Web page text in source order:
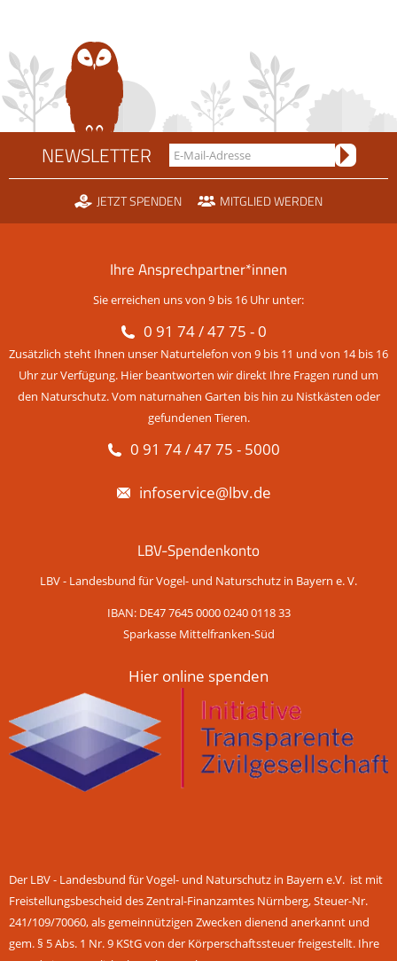
Gärten
NEWSLETTER
JETZT SPENDEN MITGLIED WERDEN
Ihre Ansprechpartner*innen
Sie erreichen uns von 9 bis 16 Uhr unter:
0 91 74 / 47 75 - 0
Zusätzlich steht Ihnen unser Naturtelefon von 9 bis 11 und von 14 bis 16
Uhr zur Verfügung. Hier beantworten wir direkt Ihre Fragen rund um
den Naturschutz. Vom naturnahen Garten bis hin zu Nistkästen oder
gefundenen Tieren.
0 91 74 / 47 75 - 5000
infoservice@lbv.de
LBV-Spendenkonto
LBV - Landesbund für Vogel- und Naturschutz in Bayern e. V.
IBAN: DE47 7645 0000 0240 0118 33
Sparkasse Mittelfranken-Süd
Hier online spenden
Der LBV - Landesbund für Vogel- und Naturschutz in Bayern e.V. ist mit
Freistellungsbescheid des Zentral-Finanzamtes Nürnberg, Steuer-Nr.
241/109/70060, als gemeinnützigen Zwecken dienend anerkannt und
gem. § 5 Abs. 1 Nr. 9 KStG von der Körperschaftssteuer freigestellt. Ihre